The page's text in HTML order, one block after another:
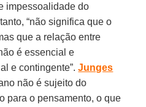
impessoalidade do
“não significa que o
que a relação entre
é essencial e
e contingente”.Junges
não é sujeito do
para o pensamento, o que